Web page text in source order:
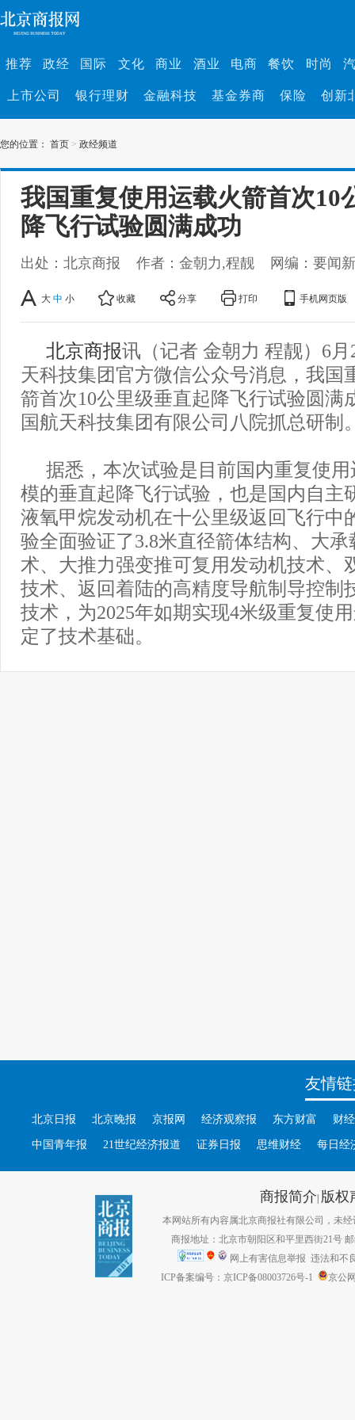
推荐 政经 国际 文化 商业 酒业 电商 餐饮 时尚
上市公司 银行理财 金融科技 基金券商 保险 创新
您的位置： 首页 > 政经频道
我国重复使用运载火箭首次10
降飞行试验圆满成功
出处：北京商报 作者：金朝力,程靓 网编：要闻
大 中 小 收藏 分享 打印 手机网页版
北京商报讯（记者 金朝力 程靓）6
天科技集团官方微信公众号消息，我国
箭首次10公里级垂直起降飞行试验圆满
国航天科技集团有限公司八院抓总研制
据悉，本次试验是目前国内重复使
模的垂直起降飞行试验，也是国内自主
液氧甲烷发动机在十公里级返回飞行中
验全面验证了3.8米直径箭体结构、大
术、大推力强变推可复用发动机技术、
技术、返回着陆的高精度导航制导控制
技术，为2025年如期实现4米级重复使
定了技术基础。
友情
北京日报 北京晚报 京报网 经济观察报 东方财富 财
中国青年报 21世纪经济报道 证券日报 思维财经 每日经
商报简介| 版权
本网站所有内容属北京商报社有限公司，未经
商报地址：北京市朝阳区和平里西街21号
网上有害信息举报 违法和不
ICP备案编号：京ICP备08003726号-1
京公